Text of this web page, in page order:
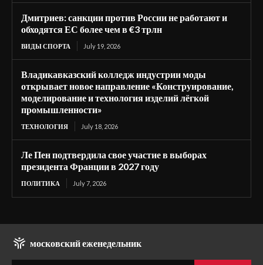
Дмитриев: санкции против России не работают и
обходятся ЕС более чем в €3 трлн
ВИДЫ СПОРТА July 19, 2026
Владикавказский колледж индустрии моды
открывает новое направление «Конструирование,
моделирование и технология изделий лёгкой
промышленности»
ТЕХНОЛОГИЯ July 18, 2026
Ле Пен подтвердила свое участие в выборах
президента Франции в 2027 году
ПОЛИТИКА July 7, 2026
московский еженедельник